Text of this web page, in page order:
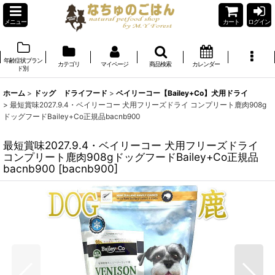
メニュー カート ログイン
年齢症状ブラン
ド別
カテゴリ マイページ 商品検索 カレンダー
ホーム > ドッグ ドライフード > ベイリーコー【Bailey+Co】犬用ドライ
> 最短賞味2027.9.4・ベイリーコー 犬用フリーズドライ コンプリート鹿肉908g
ドッグフードBailey+Co正規品bacnb900
最短賞味2027.9.4・ベイリーコー 犬用フリーズドライ
コンプリート鹿肉908gドッグフードBailey+Co正規品
bacnb900 [bacnb900]